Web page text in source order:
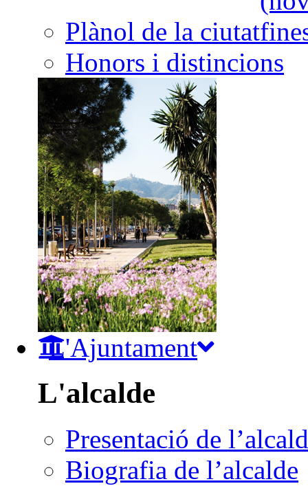
Plànol de la ciutat
Honors i distincions
L'Ajuntament
L'alcalde
Presentació de
Biografia de l’alcalde